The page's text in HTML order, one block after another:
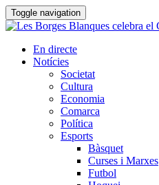
Toggle navigation
En directe
Notícies
Societat
Cultura
Economia
Comarca
Política
Esports
Bàsquet
Curses i Marxes
Futbol